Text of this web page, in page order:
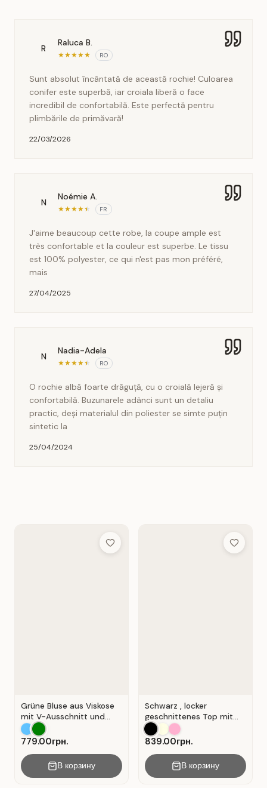
R
Raluca B.
★★★★★ RO
Sunt absolut încântată de această rochie! Culoarea
conifer este superbă, iar croiala liberă o face
incredibil de confortabilă. Este perfectă pentru
plimbările de primăvară!
22/03/2026
N
Noémie A.
★★★★★ FR
J'aime beaucoup cette robe, la coupe ample est
très confortable et la couleur est superbe. Le tissu
est 100% polyester, ce qui n'est pas mon préféré,
mais
27/04/2025
N
Nadia-Adela
★★★★★ RO
O rochie albă foarte drăguță, cu o croială lejeră și
confortabilă. Buzunarele adânci sunt un detaliu
practic, deși materialul din poliester se simte puțin
sintetic la
25/04/2024
Add to Wish List
Grüne Bluse aus Viskose
mit V-Ausschnitt und
Wickeloptik. Grün.
779.00грн.
В корзину
Add to
Schwarz , locker
geschnittenes Top mit
durchbrochener
Spitzeneinlage.
839.00грн.
В корзину